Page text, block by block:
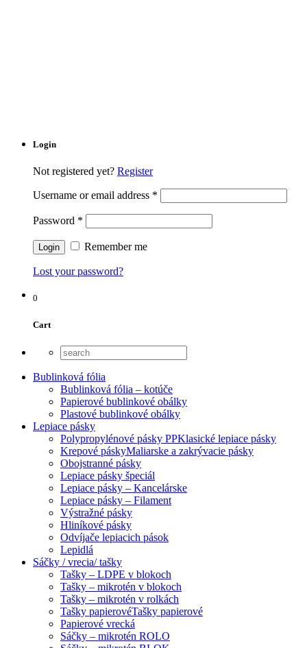
Login
Not registered yet? Register
Username or email address *
Password *
Remember me
Lost your password?
0
Cart
Bublinková fólia
Bublinková fólia – kotúče
Papierové bublinkové obálky
Plastové bublinkové obálky
Lepiace pásky
Polypropylénové pásky PPKlasické lepiace pásky
Krepové páskyMaliarske a zakrývacie pásky
Obojstranné pásky
Lepiace pásky špeciál
Lepiace pásky – Kancelárske
Lepiace pásky – Filament
Výstražné pásky
Hliníkové pásky
Odvíjače lepiacich pások
Lepidlá
Sáčky / vrecia/ tašky
Tašky – LDPE v blokoch
Tašky – mikrotén v blokoch
Tašky – mikrotén v rolkách
Tašky papierovéTašky papierové
Papierové vrecká
Sáčky – mikrotén ROLO